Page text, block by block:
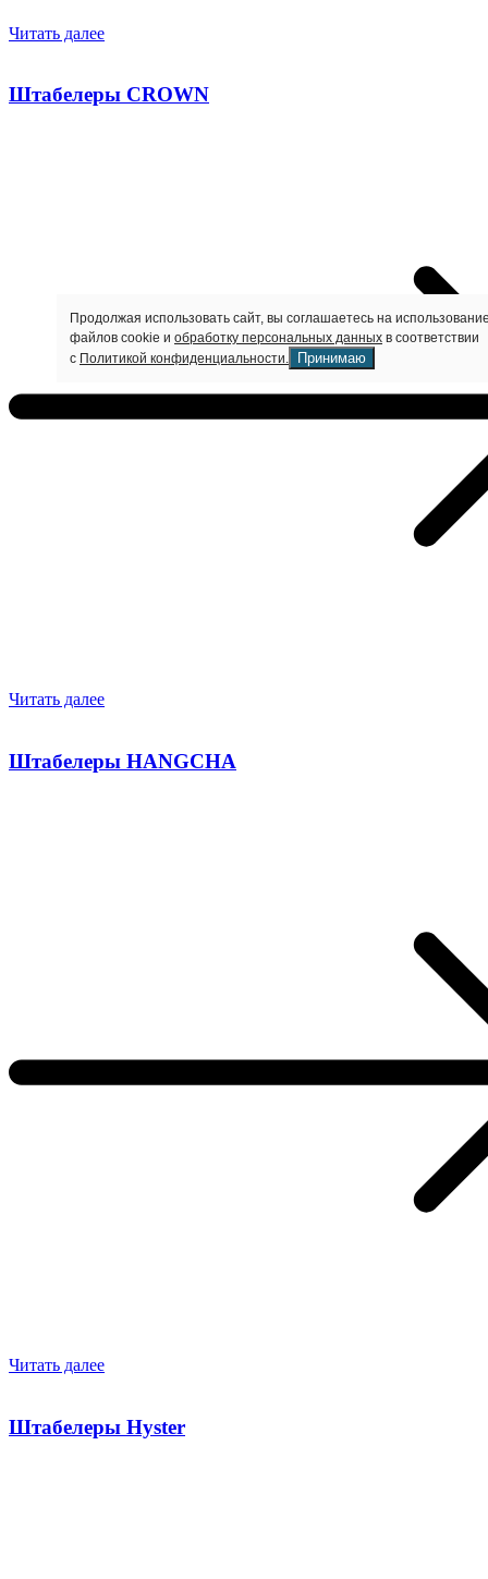
Читать далее
Штабелеры CROWN
Читать далее
Штабелеры HANGCHA
Читать далее
Штабелеры Hyster
Продолжая использовать сайт, вы соглашаетесь на
файлов cookie и обработку персональных данных в соответствии
с Политикой конфиденциальности. Принимаю